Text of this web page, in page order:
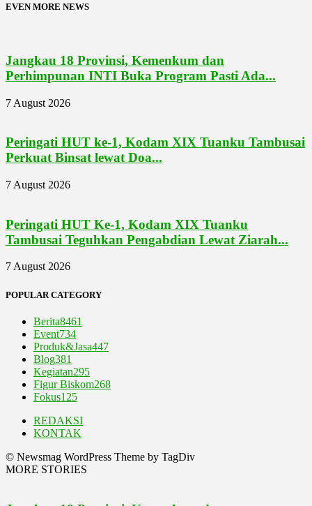
EVEN MORE NEWS
Jangkau 18 Provinsi, Kemenkum dan
Perhimpunan INTI Buka Program Pasti Ada...
7 August 2026
Peringati HUT ke-1, Kodam XIX Tuanku Tambusai
Perkuat Binsat lewat Doa...
7 August 2026
Peringati HUT Ke-1, Kodam XIX Tuanku
Tambusai Teguhkan Pengabdian Lewat Ziarah...
7 August 2026
POPULAR CATEGORY
Berita8461
Event734
Produk&Jasa447
Blog381
Kegiatan295
Figur Biskom268
Fokus125
REDAKSI
KONTAK
© Newsmag WordPress Theme by TagDiv
MORE STORIES